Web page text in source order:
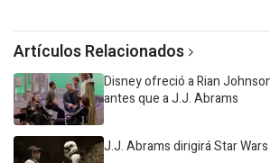
Artículos Relacionados
Disney ofreció a Rian
antes que a J.J. Abrams
J.J. Abrams dirigirá Star